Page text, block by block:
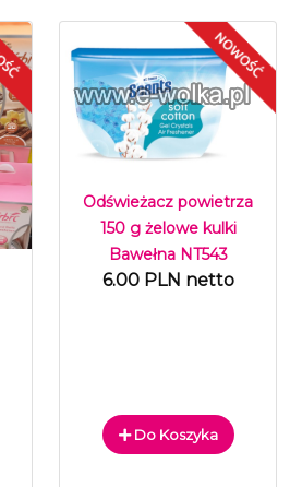
Odświeżacz powietrza
150 g żelowe kulki
Bawełna NT543
6.00 PLN netto
Do Koszyka